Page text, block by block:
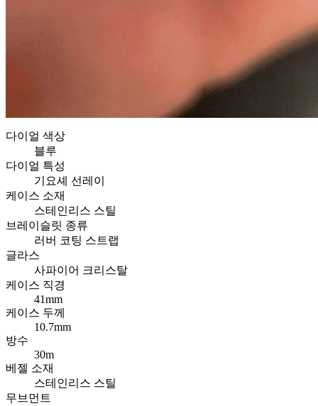
다이얼 색상
블루
다이얼 특성
기요셰 선레이
케이스 소재
스테인리스 스틸
브레이슬릿 종류
러버 코팅 스트랩
글라스
사파이어 크리스탈
케이스 직경
41mm
케이스 두께
10.7mm
방수
30m
베젤 소재
스테인리스 스틸
무브먼트